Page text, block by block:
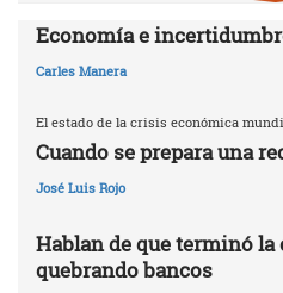
Economía e
Carles Manera
El estado de la crisis económica
Cuando se prepara una
José Luis Rojo
Hablan de que terminó
quebrando bancos